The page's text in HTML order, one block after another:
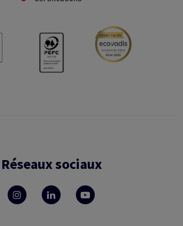
Réseaux sociaux